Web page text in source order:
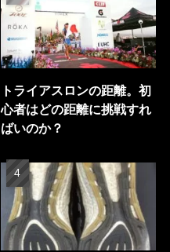
トライアスロンの距離。初
心者はどの距離に挑戦すれ
ばいのか？